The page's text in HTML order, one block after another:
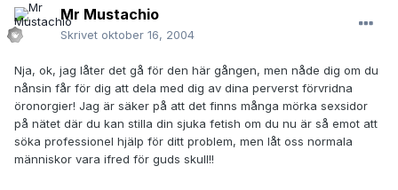
Mr Mustachio
Skrivet oktober 16, 2004
Nja, ok, jag låter det gå för den här gången, men nåde dig om du
nånsin får för dig att dela med dig av dina perverst förvridna
öronorgier! Jag är säker på att det finns många mörka sexsidor
på nätet där du kan stilla din sjuka fetish om du nu är så emot att
söka professionel hjälp för ditt problem, men låt oss normala
människor vara ifred för guds skull!!